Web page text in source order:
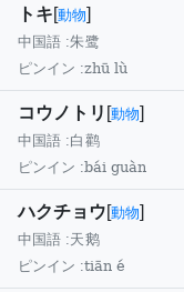
トキ[動物]
中国語 :朱鹭
ピンイン :zhū lù
コウノトリ [動物]
中国語 :白鹳
ピンイン :bái guàn
ハクチョウ[動物]
中国語 :天鹅
ピンイン :tiān é